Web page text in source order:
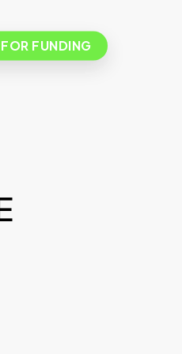
FUNDING